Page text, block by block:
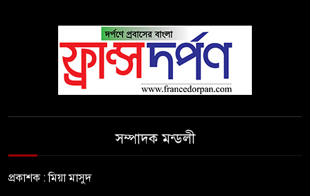
সম্পাদক মন্ডলী
প্রকাশক : মিয়া মাসুদ